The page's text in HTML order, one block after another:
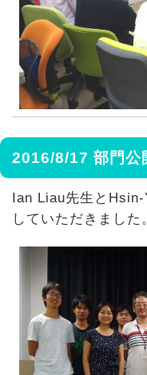
2016/8/17 部門公
Ian Liau先生と
していただきました